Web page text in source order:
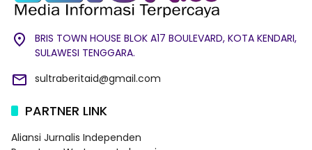
BRIS TOWN HOUSE BLOK A17 BOULEVARD, KOTA KENDARI,
SULAWESI TENGGARA.
sultraberitaid@gmail.com
PARTNER LINK
Aliansi Jurnalis Independen